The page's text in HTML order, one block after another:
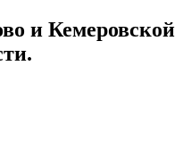
и Кемеровской